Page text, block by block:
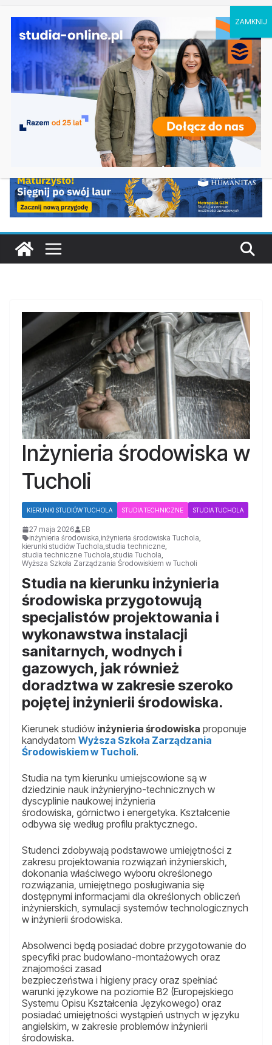
Ostatnie
wpisy:
Informatyka medyczna w Lublinie
Uniwersytet Przyrodniczy w Poznaniu kierunki
studiów 2027/28
Psychologia w Olsztynie, zasady rekrutacji 2027
Zarządzanie, materiały i technologie w
energetyce w Rzeszowie
Politechnika Lubelska kierunki studiów 2027/28
Inżynieria środowiska w
Tucholi
KIERUNKI STUDIÓW TUCHOLA STUDIA TECHNICZNE STUDIA TUCHOLA
27 maja 2026
EB
inżynieria środowiska,inżynieria środowiska Tuchola,
kierunki studiów Tuchola,studia techniczne,
studia techniczne Tuchola,studia Tuchola,
Wyższa Szkoła Zarządzania Środowiskiem w Tucholi
Studia na kierunku inżynieria
środowiska przygotowują
specjalistów projektowania i
wykonawstwa instalacji
sanitarnych, wodnych i
gazowych, jak również
doradztwa w zakresie szeroko
pojętej inżynierii środowiska.
Kierunek studiów inżynieria środowiska proponuje
kandydatom Wyższa Szkoła Zarządzania
Środowiskiem w Tucholi.
Studia na tym kierunku umiejscowione są w
dziedzinie nauk inżynieryjno-technicznych w
dyscyplinie naukowej inżynieria
środowiska, górnictwo i energetyka. Kształcenie
odbywa się według profilu praktycznego.
Studenci zdobywają podstawowe umiejętności z
zakresu projektowania rozwiązań inżynierskich,
dokonania właściwego wyboru określonego
rozwiązania, umiejętnego posługiwania się
dostępnymi informacjami dla określonych obliczeń
inżynierskich, symulacji systemów technologicznych
w inżynierii środowiska.
Absolwenci będą posiadać dobre przygotowanie do
specyfiki prac budowlano-montażowych oraz
znajomości zasad
bezpieczeństwa i higieny pracy oraz spełniać
warunki językowe na poziomie B2 (Europejskiego
Systemu Opisu Kształcenia Językowego) oraz
posiadać umiejętności wystąpień ustnych w języku
angielskim, w zakresie problemów inżynierii
środowiska.